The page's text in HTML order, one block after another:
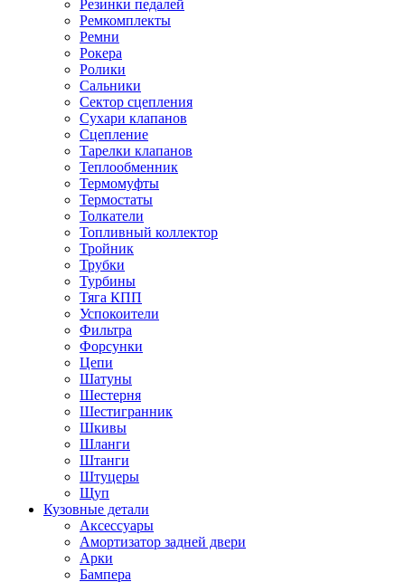
Резинки педалей
Ремкомплекты
Ремни
Рокера
Ролики
Сальники
Сектор сцепления
Сухари клапанов
Сцепление
Тарелки клапанов
Теплообменник
Термомуфты
Термостаты
Толкатели
Топливный коллектор
Тройник
Трубки
Турбины
Тяга КПП
Успокоители
Фильтра
Форсунки
Цепи
Шатуны
Шестерня
Шестигранник
Шкивы
Шланги
Штанги
Штуцеры
Щуп
Кузовные детали
Аксессуары
Амортизатор задней двери
Арки
Бампера